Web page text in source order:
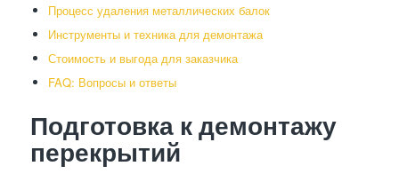
Процесс удаления металлических балок
Инструменты и техника для демонтажа
Стоимость и выгода для заказчика
FAQ: Вопросы и ответы
Подготовка к демонтажу
перекрытий